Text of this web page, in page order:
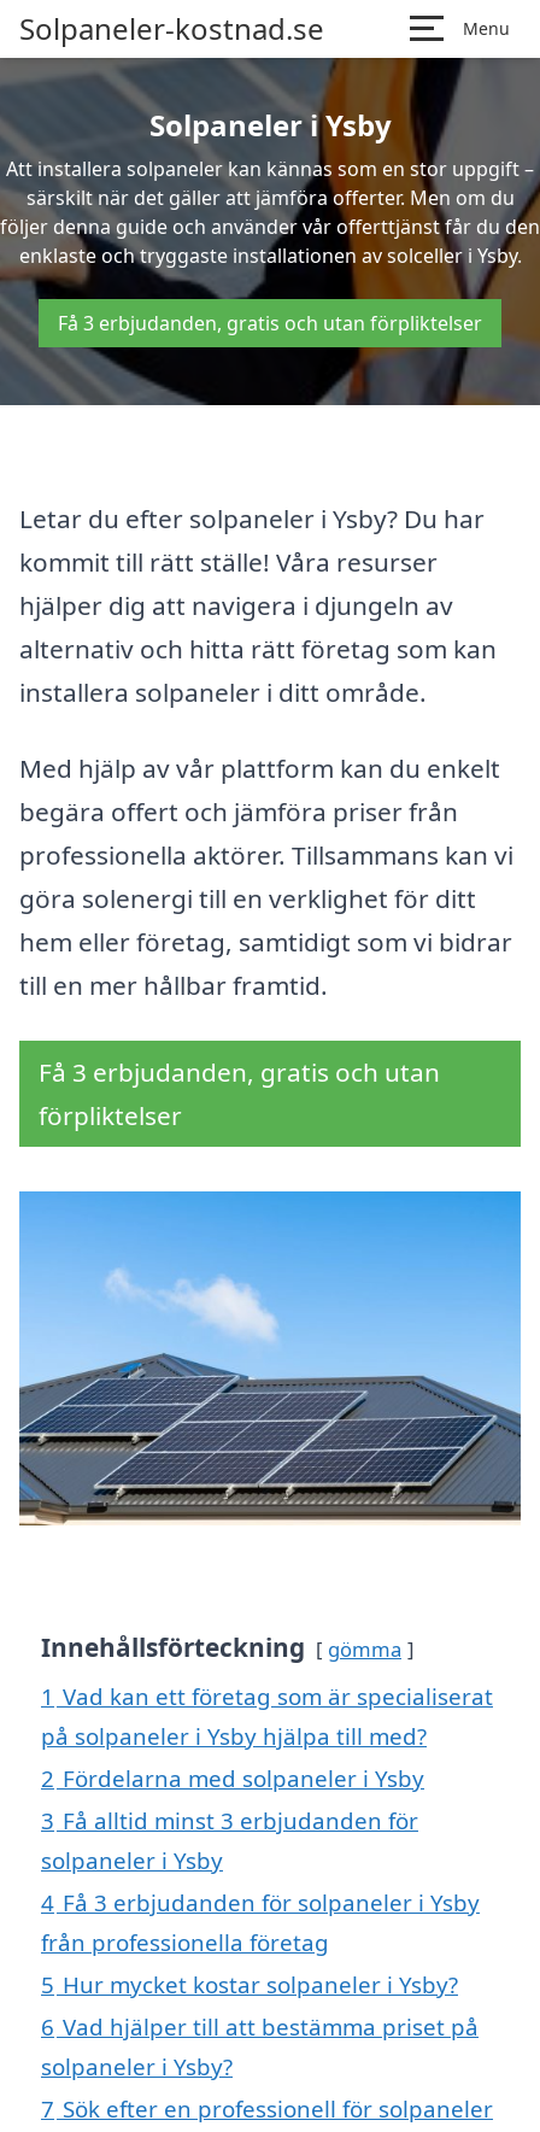
Solpaneler-kostnad.se Menu
Solpaneler i Ysby
Att installera solpaneler kan kännas som en stor uppgift –
särskilt när det gäller att jämföra offerter. Men om du
följer denna guide och använder vår offerttjänst får du den
enklaste och tryggaste installationen av solceller i Ysby.
Få 3 erbjudanden, gratis och utan förpliktelser
Letar du efter solpaneler i Ysby? Du har
kommit till rätt ställe! Våra resurser
hjälper dig att navigera i djungeln av
alternativ och hitta rätt företag som kan
installera solpaneler i ditt område.
Med hjälp av vår plattform kan du enkelt
begära offert och jämföra priser från
professionella aktörer. Tillsammans kan vi
göra solenergi till en verklighet för ditt
hem eller företag, samtidigt som vi bidrar
till en mer hållbar framtid.
Få 3 erbjudanden, gratis och utan
förpliktelser
Innehållsförteckning gömma
1 Vad kan ett företag som är specialiserat
på solpaneler i Ysby hjälpa till med?
2 Fördelarna med solpaneler i Ysby
3 Få alltid minst 3 erbjudanden för
solpaneler i Ysby
4 Få 3 erbjudanden för solpaneler i Ysby
från professionella företag
5 Hur mycket kostar solpaneler i Ysby?
6 Vad hjälper till att bestämma priset på
solpaneler i Ysby?
7 Sök efter en professionell för solpaneler